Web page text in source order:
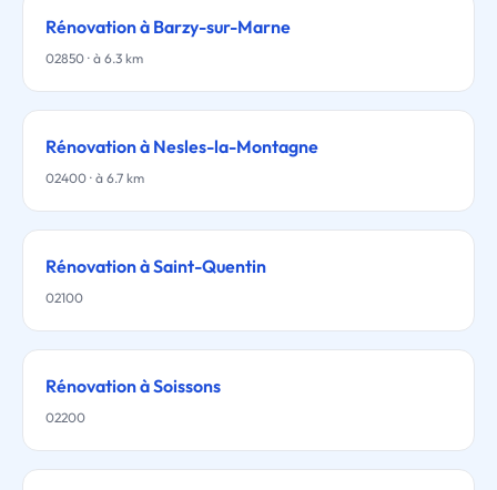
Rénovation à Barzy-sur-Marne
02850 · à 6.3 km
Rénovation à Nesles-la-Montagne
02400 · à 6.7 km
Rénovation à Saint-Quentin
02100
Rénovation à Soissons
02200